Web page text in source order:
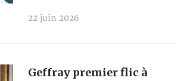
22 juin 2026
Geffray premier flic à